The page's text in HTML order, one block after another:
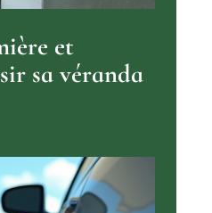
et
sa véranda